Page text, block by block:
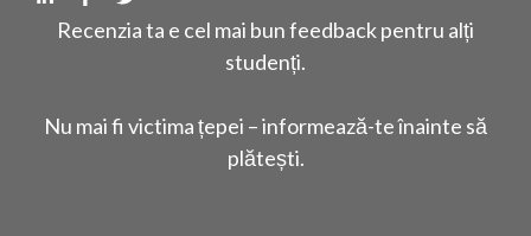
Recenzia ta e cel mai bun feedback pentru alți
studenți.
Nu mai fi victima țepei – informează-te înainte să
plătești.